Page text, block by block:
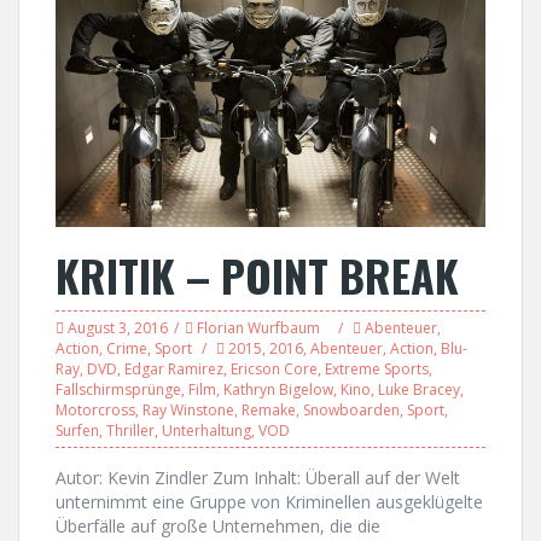
KRITIK – POINT BREAK
August 3, 2016 Florian Wurfbaum Abenteuer,
Action, Crime, Sport 2015, 2016, Abenteuer, Action, Blu-
Ray, DVD, Edgar Ramirez, Ericson Core, Extreme Sports,
Fallschirmsprünge, Film, Kathryn Bigelow, Kino, Luke Bracey,
Motorcross, Ray Winstone, Remake, Snowboarden, Sport,
Surfen, Thriller, Unterhaltung, VOD
Autor: Kevin Zindler Zum Inhalt: Überall auf der Welt
unternimmt eine Gruppe von Kriminellen ausgeklügelte
Überfälle auf große Unternehmen, die die